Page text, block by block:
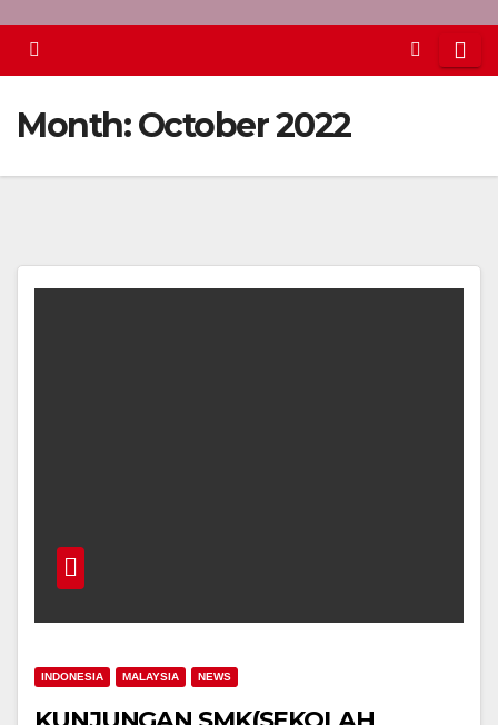
Month:October 2022
INDONESIA MALAYSIA NEWS